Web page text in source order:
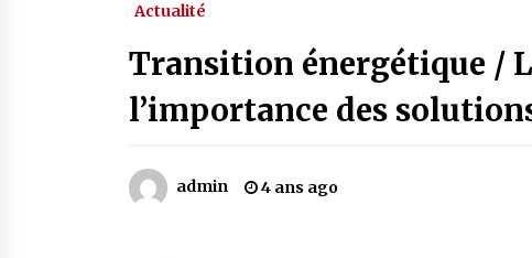
4 ans ago
Mythes et croyances / L’hospitalité
Actualité
Transition énergétique /
l’importance des
admin 4 ans ago